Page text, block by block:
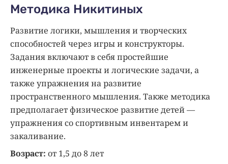
Методика Никитиных
Развитие логики, мышления и творческих
способностей через игры и конструкторы.
Задания включают в себя простейшие
инженерные проекты и логические задачи, а
также упражнения на развитие
пространственного мышления. Также методика
предполагает физическое развитие детей —
упражнения со спортивным инвентарем и
закаливание.
Возраст: от 1,5 до 8 лет